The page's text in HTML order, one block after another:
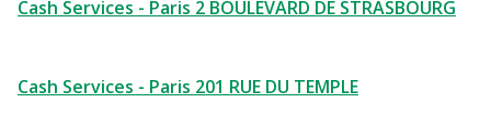
Cash Services - Paris 2 BOULEVARD DE STRASBOURG
Cash Services - Paris 201 RUE DU TEMPLE